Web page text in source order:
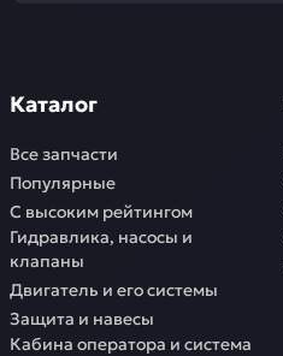
Каталог
Все запчасти
Популярные
С высоким рейтингом
Гидравлика, насосы и
клапаны
Двигатель и его системы
Защита и навесы
Кабина оператора и система